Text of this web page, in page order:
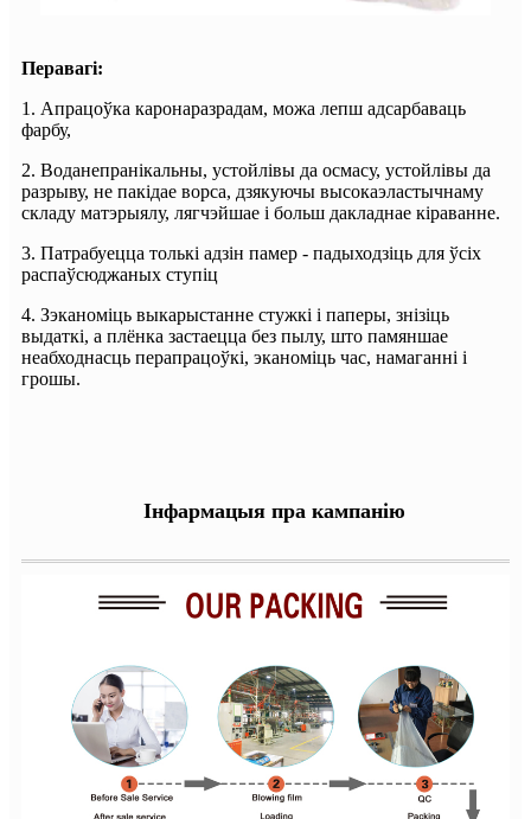
Перавагі:
1. Апрацоўка каронаразрадам, можа лепш адсарбаваць
фарбу,
2. Воданепранікальны, устойлівы да осмасу, устойлівы да
разрыву, не пакідае ворса, дзякуючы высокаэластычнаму
складу матэрыялу, лягчэйшае і больш дакладнае кіраванне.
3. Патрабуецца толькі адзін памер - падыходзіць для ўсіх
распаўсюджаных ступіц
4. Зэканоміць выкарыстанне стужкі і паперы, знізіць
выдаткі, а плёнка застаецца без пылу, што памяншае
неабходнасць перапрацоўкі, эканоміць час, намаганні і
грошы.
Інфармацыя пра кампанію